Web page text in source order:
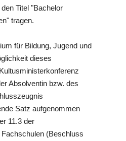
Titel "Bachelor
tragen.
für Bildung, Jugend und
dieses
Absolventin bzw. des
Satz aufgenommen
11.3 der
(Beschluss